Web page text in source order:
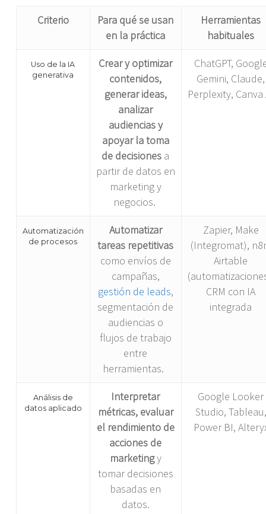
Criterio
Para qué se usan
en la práctica
Herramientas
habituales
Uso de la IA
generativa
Crear y optimizar
contenidos,
generar ideas,
analizar
audiencias y
apoyar la toma
de decisiones a
partir de datos en
marketing y
negocios.
ChatGPT,
Gemini, Claude,
Perplexity, Canva
Automatización
de procesos
Automatizar
tareas repetitivas
como envíos de
campañas,
gestión de leads,
segmentación de
audiencias o
flujos de trabajo
entre
herramientas.
Zapier, Make
(Integromat),
Airtable
CRM con IA
integrada
Análisis de
datos aplicado
Interpretar
métricas, evaluar
el rendimiento de
acciones de
marketingy
tomar decisiones
basadas en
datos.
Google Looker
Studio, Tableau,
Power BI,